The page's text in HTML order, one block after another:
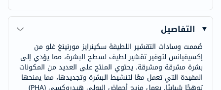
التفاصيل
صُممت وسادات التقشير اللطيفة سكينرايز مورنينغ غلو من
إكسيفيانس لتوفير تقشير لطيف لسطح البشرة، مما يؤدي إلى
بشرة مشرقة ومشرقة. يحتوي المنتج على العديد من المكونات
المفيدة التي تعمل معًا لتنشيط البشرة وتجديدها، مما يمنحها